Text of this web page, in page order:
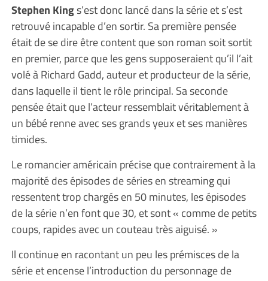
Stephen Kings’est donc lancé dans la série et s’est
retrouvé incapable d’en sortir. Sa première pensée
était de se dire être content que son roman soit sortit
en premier, parce que les gens supposeraient qu’il l’ait
volé à Richard Gadd, auteur et producteur de la série,
dans laquelle il tient le rôle principal. Sa seconde
pensée était que l’acteur ressemblait véritablement à
un bébé renne avec ses grands yeux et ses manières
timides.
Le romancier américain précise que contrairement à la
majorité des épisodes de séries en streaming qui
ressentent trop chargés en 50 minutes, les épisodes
de la série n’en font que 30, et sont « comme de petits
coups, rapides avec un couteau très aiguisé. »
Il continue en racontant un peu les prémisces de la
série et encense l’introduction du personnage de